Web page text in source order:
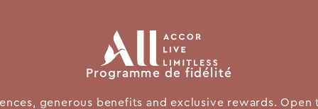
Programme de fidélité
generous benefits and exclusive rewards.